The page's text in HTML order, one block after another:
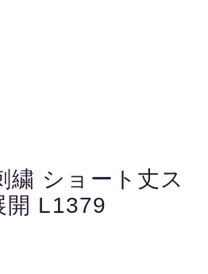
繍 ショート丈ス
開 L1379